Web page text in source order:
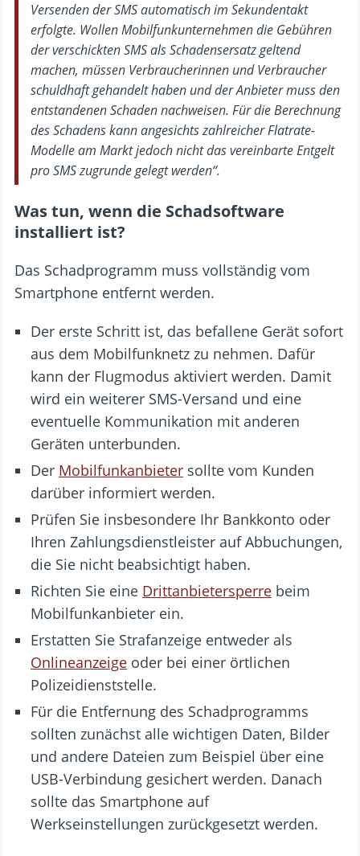
Versenden der SMS automatisch im Sekundentakt
erfolgte. Wollen Mobilfunkunternehmen die Gebühren
der verschickten SMS als Schadensersatz geltend
machen, müssen Verbraucherinnen und Verbraucher
schuldhaft gehandelt haben und der Anbieter muss den
entstandenen Schaden nachweisen. Für die Berechnung
des Schadens kann angesichts zahlreicher Flatrate-
Modelle am Markt jedoch nicht das vereinbarte Entgelt
pro SMS zugrunde gelegt werden“.
Was tun, wenn die Schadsoftware
installiert ist?
Das Schadprogramm muss vollständig vom
Smartphone entfernt werden.
Der erste Schritt ist, das befallene Gerät sofort
aus dem Mobilfunknetz zu nehmen. Dafür
kann der Flugmodus aktiviert werden. Damit
wird ein weiterer SMS-Versand und eine
eventuelle Kommunikation mit anderen
Geräten unterbunden.
Der Mobilfunkanbieter sollte vom Kunden
darüber informiert werden.
Prüfen Sie insbesondere Ihr Bankkonto oder
Ihren Zahlungsdienstleister auf Abbuchungen,
die Sie nicht beabsichtigt haben.
Richten Sie eine Drittanbietersperre beim
Mobilfunkanbieter ein.
Erstatten Sie Strafanzeige entweder als
Onlineanzeige oder bei einer örtlichen
Polizeidienststelle.
Für die Entfernung des Schadprogramms
sollten zunächst alle wichtigen Daten, Bilder
und andere Dateien zum Beispiel über eine
USB-Verbindung gesichert werden. Danach
sollte das Smartphone auf
Werkseinstellungen zurückgesetzt werden.